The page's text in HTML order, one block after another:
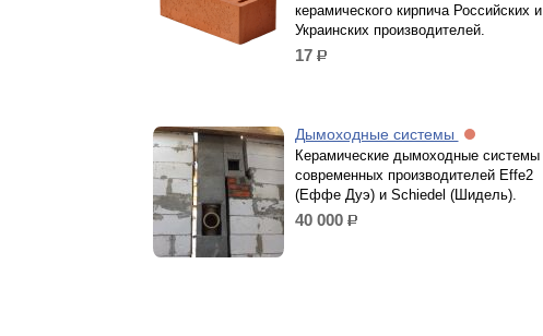
керамического кирпича Российских и
Украинских производителей.
17 р.
Дымоходные системы
Керамические дымоходные системы
современных производителей Effe2
(Еффе Дуэ) и Schiedel (Шидель).
40 000 р.